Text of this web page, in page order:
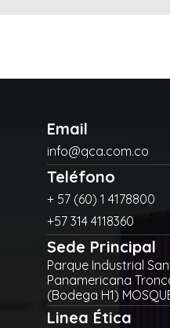
Email
info@qca.com.co
Teléfono
+ 57 (60) 1 4178800
+57 314 4118360
Sede Principal
Parque Industrial
Panamericana
(Bodega H1)
Linea Ética